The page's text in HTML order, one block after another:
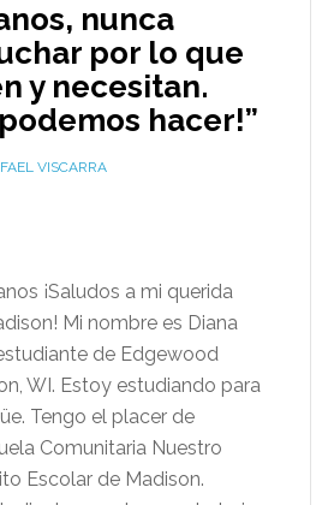
nunca
por lo que
y necesitan.
hacer!”
VISCARRA
¡Saludos a mi querida
Mi nombre es Diana
de Edgewood
WI. Estoy estudiando para
Tengo el placer de
Comunitaria Nuestro
Escolar de Madison.